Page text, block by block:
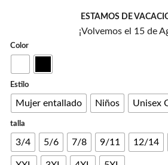
ESTAMOS DE
¡Volvemos el 15 de
Color
Estilo
Mujer entallado Niños Unisex
talla
3/4 5/6 7/8 9/11 12/14